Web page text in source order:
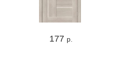
177 р.